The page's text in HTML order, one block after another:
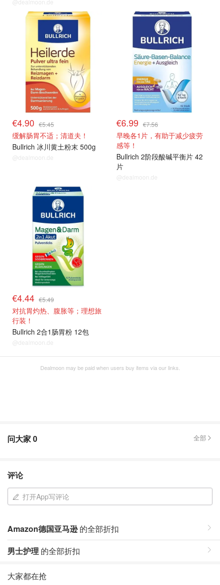
@dealmoon.de
€4.90 €5.45
缓解肠胃不适；清道夫！
Bullrich 冰川黄土粉末 500g
@dealmoon.de
€6.99 €7.56
早晚各1片，有助于减少疲劳
感等！
Bullrich 2阶段酸碱平衡片 42
片
@dealmoon.de
€4.44 €5.49
对抗胃灼热、腹胀等；理想旅
行装！
Bullrich 2合1肠胃粉 12包
@dealmoon.de
Dealmoon may be paid when users buy items via our links.
问大家0 全部
评论
打开App写评论
Amazon德国亚马逊的全部折扣
男士护理 的全部折扣
大家都在抢